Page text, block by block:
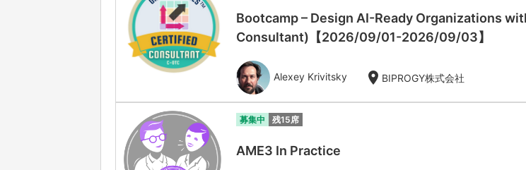
Bootcamp – Design AI-Ready Organizations
Consultant)【2026/09/01-2026/09/03】
Alexey Krivitsky location_on BIPROGY株式会社
募集中 残15席
AME3 In Practice